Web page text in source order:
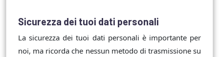
Sicurezza dei tuoi dati personali
La sicurezza dei tuoi dati personali è importante per
noi, ma ricorda che nessun metodo di trasmissione su